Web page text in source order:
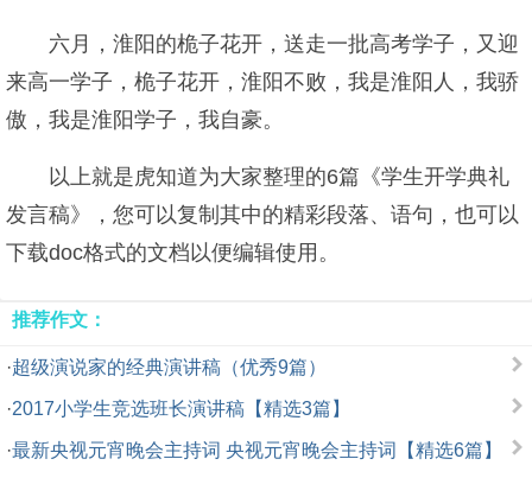
六月，淮阳的桅子花开，送走一批高考学子，又迎
来高一学子，桅子花开，淮阳不败，我是淮阳人，我骄
傲，我是淮阳学子，我自豪。
以上就是虎知道为大家整理的6篇《学生开学典礼
发言稿》，您可以复制其中的精彩段落、语句，也可以
下载doc格式的文档以便编辑使用。
推荐作文：
·超级演说家的经典演讲稿（优秀9篇）
·2017小学生竞选班长演讲稿【精选3篇】
·最新央视元宵晚会主持词 央视元宵晚会主持词【精选6篇】